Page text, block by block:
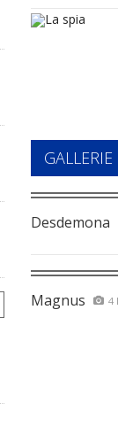
Desdemona
Magnus 4